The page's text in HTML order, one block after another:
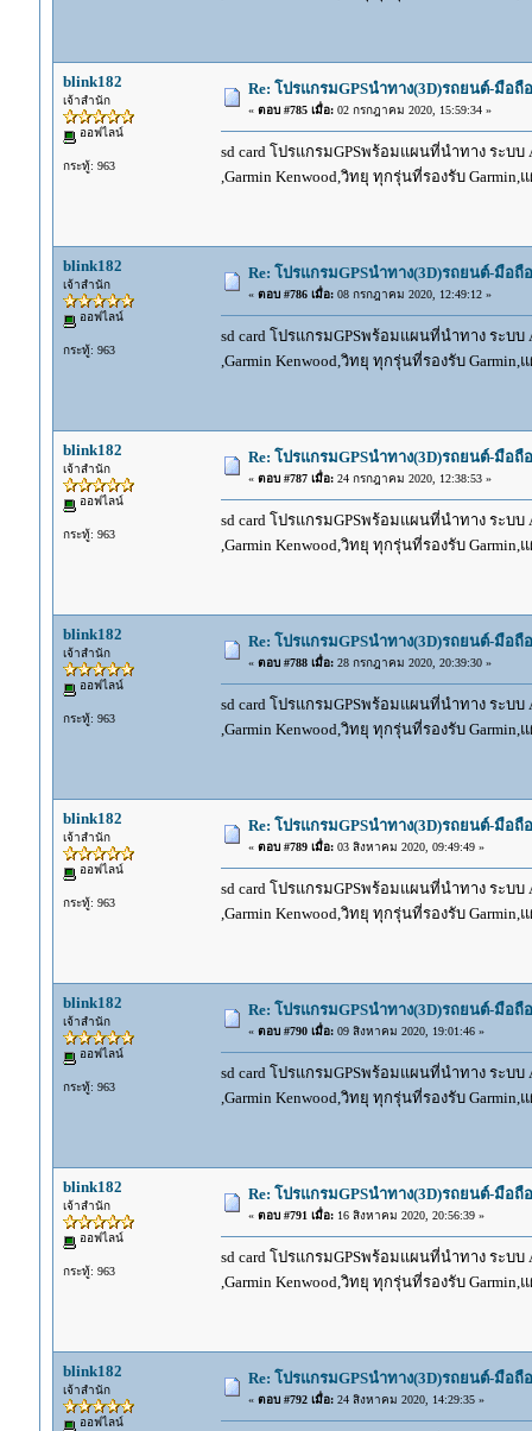
blink182
เจ้าสำนัก
ออฟไลน์
กระทู้: 963
Re: โปรแกรมGPSนำทาง(3D)รถยนต์-มือ
« ตอบ #785 เมื่อ:02 กรกฎาคม 2020, 15:59:34 »
sd card โปรแกรมGPSพร้อมแผนที่นำทาง ระบบ
,Garmin Kenwood,วิทยุ ทุกรุ่นที่รองรับ
blink182
เจ้าสำนัก
ออฟไลน์
กระทู้: 963
Re: โปรแกรมGPSนำทาง(3D)รถยนต์-มือ
« ตอบ #786 เมื่อ:08 กรกฎาคม 2020, 12:49:12 »
sd card โปรแกรมGPSพร้อมแผนที่นำทาง ระบบ
,Garmin Kenwood,วิทยุ ทุกรุ่นที่รองรับ
blink182
เจ้าสำนัก
ออฟไลน์
กระทู้: 963
Re: โปรแกรมGPSนำทาง(3D)รถยนต์-มือ
« ตอบ #787 เมื่อ:24 กรกฎาคม 2020, 12:38:53 »
sd card โปรแกรมGPSพร้อมแผนที่นำทาง ระบบ
,Garmin Kenwood,วิทยุ ทุกรุ่นที่รองรับ
blink182
เจ้าสำนัก
ออฟไลน์
กระทู้: 963
Re: โปรแกรมGPSนำทาง(3D)รถยนต์-มือ
« ตอบ #788 เมื่อ:28 กรกฎาคม 2020, 20:39:30 »
sd card โปรแกรมGPSพร้อมแผนที่นำทาง ระบบ
,Garmin Kenwood,วิทยุ ทุกรุ่นที่รองรับ
blink182
เจ้าสำนัก
ออฟไลน์
กระทู้: 963
Re: โปรแกรมGPSนำทาง(3D)รถยนต์-มือ
« ตอบ #789 เมื่อ:03 สิงหาคม 2020, 09:49:49 »
sd card โปรแกรมGPSพร้อมแผนที่นำทาง ระบบ
,Garmin Kenwood,วิทยุ ทุกรุ่นที่รองรับ
blink182
เจ้าสำนัก
ออฟไลน์
กระทู้: 963
Re: โปรแกรมGPSนำทาง(3D)รถยนต์-มือ
« ตอบ #790 เมื่อ:09 สิงหาคม 2020, 19:01:46 »
sd card โปรแกรมGPSพร้อมแผนที่นำทาง ระบบ
,Garmin Kenwood,วิทยุ ทุกรุ่นที่รองรับ
blink182
เจ้าสำนัก
ออฟไลน์
กระทู้: 963
Re: โปรแกรมGPSนำทาง(3D)รถยนต์-มือ
« ตอบ #791 เมื่อ:16 สิงหาคม 2020, 20:56:39 »
sd card โปรแกรมGPSพร้อมแผนที่นำทาง ระบบ
,Garmin Kenwood,วิทยุ ทุกรุ่นที่รองรับ
blink182
เจ้าสำนัก
ออฟไลน์
Re: โปรแกรมGPSนำทาง(3D)รถยนต์-มือ
« ตอบ #792 เมื่อ:24 สิงหาคม 2020, 14:29:35 »